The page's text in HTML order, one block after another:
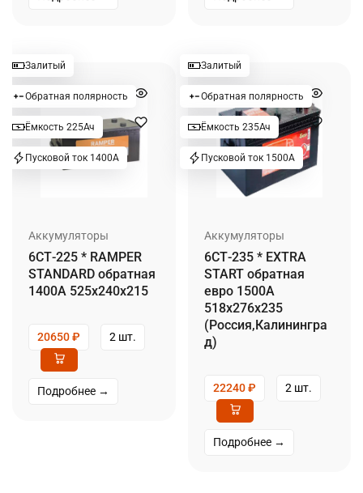
Залитый
Обратная полярность
Ёмкость 225Ач
Пусковой ток 1400А
Аккумуляторы
6СТ-225 * RAMPER
STANDARD обратная
1400А 525x240x215
20650₽ 2 шт.
Подробнее →
Залитый
Обратная полярность
Ёмкость 235Ач
Пусковой ток 1500А
Аккумуляторы
6СТ-235 * EXTRA
START обратная
евро 1500А
518x276x235
(Россия,Калинингра
д)
22240₽ 2 шт.
Подробнее →